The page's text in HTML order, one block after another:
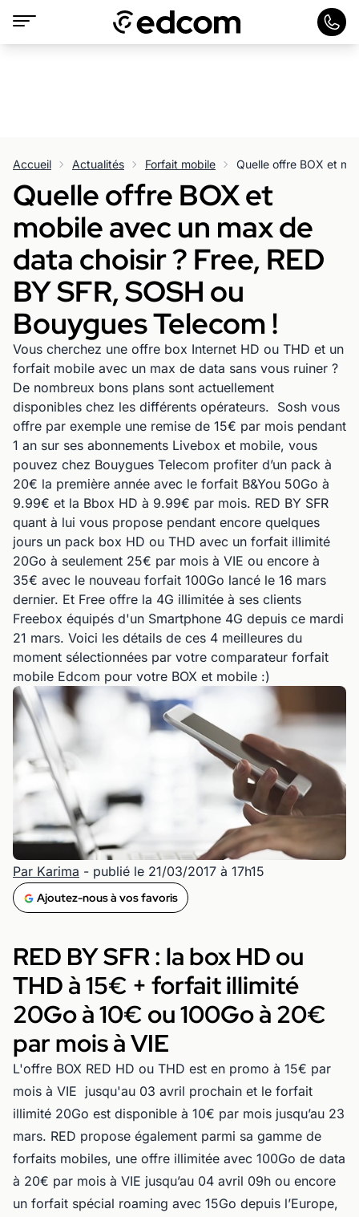
Accueil Actualités Forfait mobile
Quelle offre BOX et
mobile avec un max de
data choisir ? Free, RED
BY SFR, SOSH ou
Bouygues Telecom !
Vous cherchez une offre box Internet HD ou THD et un
forfait mobile avec un max de data sans vous ruiner ?
De nombreux bons plans sont actuellement
disponibles chez les différents opérateurs. Sosh vous
offre par exemple une remise de 15€ par mois pendant
1 an sur ses abonnements Livebox et mobile, vous
pouvez chez Bouygues Telecom profiter d’un pack à
20€ la première année avec le forfait B&You 50Go à
9.99€ et la Bbox HD à 9.99€ par mois. RED BY SFR
quant à lui vous propose pendant encore quelques
jours un pack box HD ou THD avec un forfait illimité
20Go à seulement 25€ par mois à VIE ou encore à
35€ avec le nouveau forfait 100Go lancé le 16 mars
dernier. Et Free offre la 4G illimitée à ses clients
Freebox équipés d'un Smartphone 4G depuis ce mardi
21 mars. Voici les détails de ces 4 meilleures du
moment sélectionnées par votre comparateur forfait
mobile Edcom pour votre BOX et mobile :)
Par Karima - publié le 21/03/2017 à 17h15
Ajoutez-nous à vos favoris
RED BY SFR : la box HD ou
THD à 15€ + forfait illimité
20Go à 10€ ou 100Go à 20€
par mois à VIE
L'offre BOX RED HD ou THD est en promo à 15€ par
mois à VIE jusqu'au 03 avril prochain et le forfait
illimité 20Go est disponible à 10€ par mois jusqu’au 23
mars. RED propose également parmi sa gamme de
forfaits mobiles, une offre illimitée avec 100Go de data
à 20€ par mois à VIE jusqu’au 04 avril 09h ou encore
un forfait spécial roaming avec 15Go depuis l’Europe,